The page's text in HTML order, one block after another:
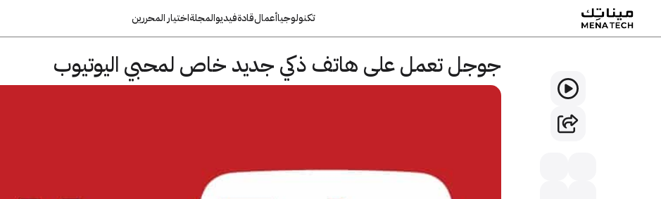
تكنولوجياأعمالقادةفيديوالمجلةاختيار المحررين
جوجل تعمل على هاتف ذكي جديد خاص لمحبي اليوتيوب